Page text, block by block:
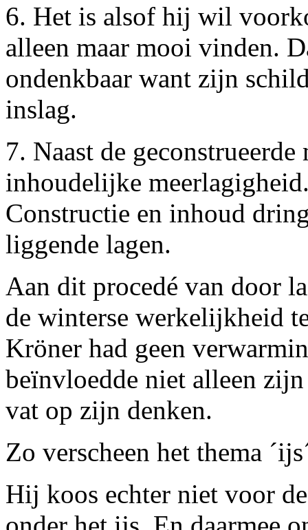
6. Het is alsof hij wil
alleen maar mooi vinden.
ondenkbaar want zijn
inslag.
7. Naast de
inhoudelijke
Constructie en inhoud
liggende lagen.
Aan dit procedé van door
de winterse werkelijkheid
Kröner had geen
beïnvloedde niet alleen
vat op zijn denken.
Zo verscheen het thema
Hij koos echter niet voor